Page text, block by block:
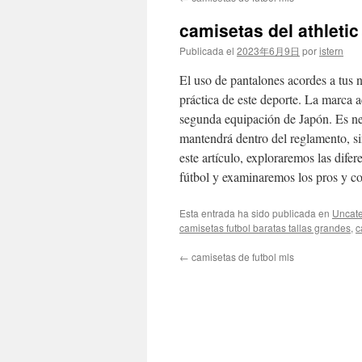
contenido
camisetas del
Publicada el 2023年6月9日 poristern
El uso de pantalones acordes a tus
práctica de este deporte. La marca
segunda equipación de Japón. Es
mantendrá dentro del reglamento,
este artículo, exploraremos las
fútbol y examinaremos los pros y
Esta entrada ha sido publicada en
camisetas futbol baratas tallas grandes,
← camisetas de futbol mls